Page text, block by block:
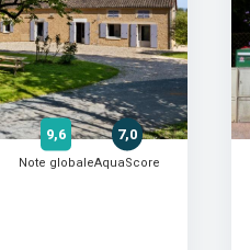
9,6
Note globale
7,0
AquaScore